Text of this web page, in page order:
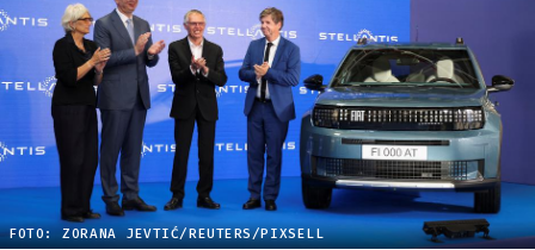
FOTO: ZORANA JEVTIĆ/REUTERS/PIXSELL